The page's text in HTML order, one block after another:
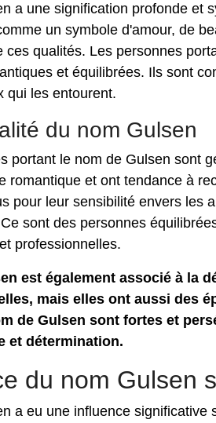
a une signification profonde et
un symbole d'amour, de
ces qualités. Les personnes
et équilibrées. Ils sont
qui les entourent.
du nom Gulsen
portant le nom de Gulsen sont
romantique et ont tendance à
pour leur sensibilité envers les
Ce sont des personnes
professionnelles.
est également associé à la
mais elles ont aussi des
de Gulsen sont fortes et
et détermination.
du nom Gulsen
a eu une influence